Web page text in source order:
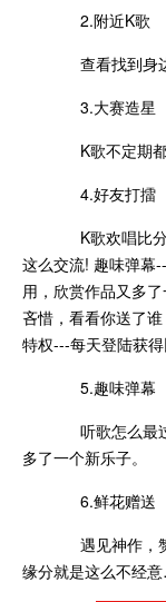
2.附近K歌
查看找到身
3.大赛造星
K歌不定期都
4.好友打擂
K歌欢唱比分
这么交流! 趣味弹幕
用，欣赏作品又多
吝惜，看看你送了
特权---每天登陆获
5.趣味弹幕
听歌怎么最
多了一个新乐子。
6.鲜花赠送
遇见神作，
缘分就是这么不经